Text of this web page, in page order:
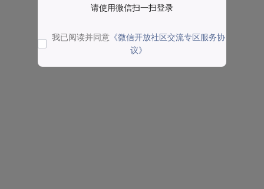
请使用微信扫一扫登录
我已阅读并同意 《微信开放社区交流专区服务协
议》